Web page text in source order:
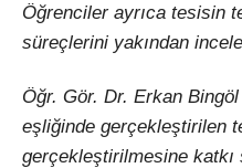
Öğrenciler ayrıca tesisin
süreçlerini yakından
Öğr. Gör. Dr. Erkan
eşliğinde gerçekleştirilen
gerçekleştirilmesine katkı